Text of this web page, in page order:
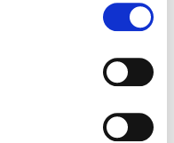
SFOGLIA GALLERY